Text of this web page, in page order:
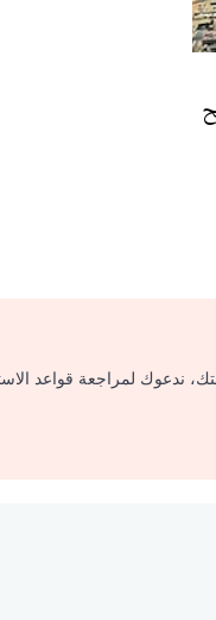
ندعوك لمراجعة قواعد